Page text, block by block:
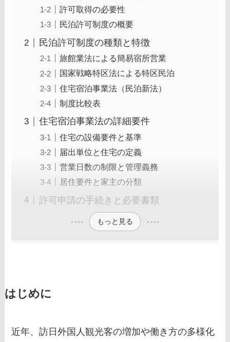
許可取得の必要性
民泊許可制度の概要
民泊許可制度の種類と特徴
旅館業法による簡易宿所営業
国家戦略特区法による特区民泊
住宅宿泊事業法（民泊新法）
制度比較表
住宅宿泊事業法の詳細要件
住宅の設備要件と基準
届出単位と住宅の定義
営業日数の制限と管理義務
居住要件と家主の分類
許可申請の手続きと必要書類
もっと見る
はじめに
近年、訪日外国人観光客の増加や働き方の多様化